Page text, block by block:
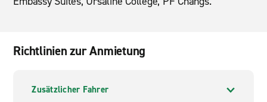
Richtlinien zur Anmietung
Zusätzlicher Fahrer